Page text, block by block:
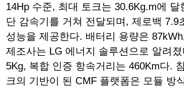
14Hp 수준, 최대 토크는 30.6Kg.m에
단 감속기를 거쳐 전달되며, 제로백 7.9
성능을 제공한다. 배터리 용량은
제조사는 LG 에너지 솔루션으로 알려
5Kg, 복합 인증 항속거리는 460Km다.
크의 기반이 된 CMF 플랫폼은 모듈 방